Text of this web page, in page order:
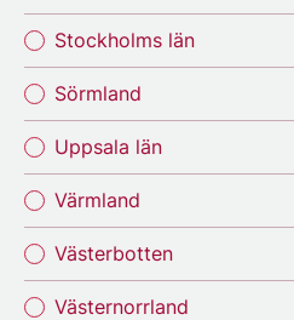
Stockholms län
Sörmland
Uppsala län
Värmland
Västerbotten
Västernorrland